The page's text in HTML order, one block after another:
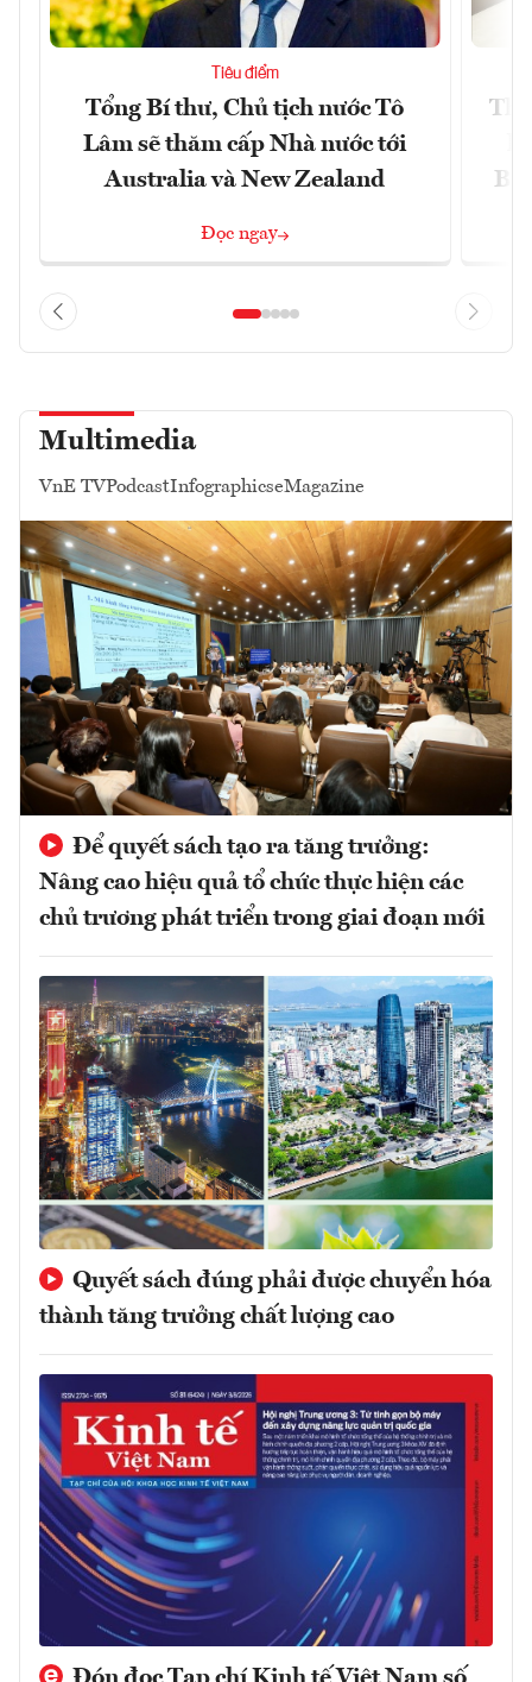
Tiêu điểm
Tổng Bí thư, Chủ tịch nước Tô
Lâm sẽ thăm cấp Nhà nước tới
Australia và New Zealand
Đọc ngay
Multimedia
VnE TVPodcastInfographicseMagazine
Để quyết sách tạo ra tăng trưởng:
Nâng cao hiệu quả tổ chức thực hiện các
chủ trương phát triển trong giai đoạn mới
Quyết sách đúng phải được chuyển hóa
thành tăng trưởng chất lượng cao